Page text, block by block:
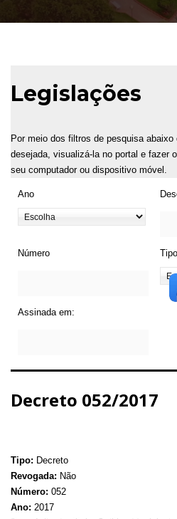
Legislações
Por meio dos filtros de pesquisa
desejada, visualizá-la no portal e fazer
seu computador ou dispositivo móvel.
Ano
Número
Assinada em:
Decreto 052/2017
Tipo: Decreto
Revogada: Não
Número: 052
Ano: 2017